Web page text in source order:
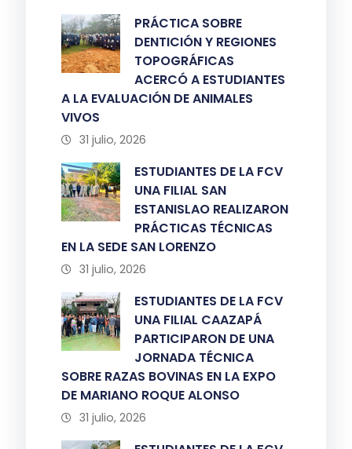
PRÁCTICA SOBRE
DENTICIÓN Y REGIONES
TOPOGRÁFICAS
ACERCÓ A ESTUDIANTES
A LA EVALUACIÓN DE ANIMALES
VIVOS
31 julio, 2026
ESTUDIANTES DE LA FCV
UNA FILIAL SAN
ESTANISLAO REALIZARON
PRÁCTICAS TÉCNICAS
EN LA SEDE SAN LORENZO
31 julio, 2026
ESTUDIANTES DE LA FCV
UNA FILIAL CAAZAPÁ
PARTICIPARON DE UNA
JORNADA TÉCNICA
SOBRE RAZAS BOVINAS EN LA EXPO
DE MARIANO ROQUE ALONSO
31 julio, 2026